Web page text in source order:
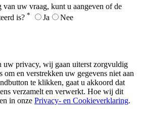
uw vraag, kunt u aangeven of de
is? * Ja Nee
uw privacy, wij gaan uiterst zorgvuldig
om en verstrekken uw gegevens niet aan
te klikken, gaat u akkoord dat
verzamelt en verwerkt. Hoe wij dit
in onze Privacy- en Cookieverklaring.